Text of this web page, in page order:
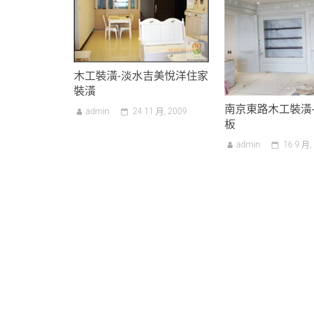
木工裝潢-淡水吉美悅洋住家
裝潢
admin 24 11 月, 2009
南京東路木工裝
板
admin 16 9 月,